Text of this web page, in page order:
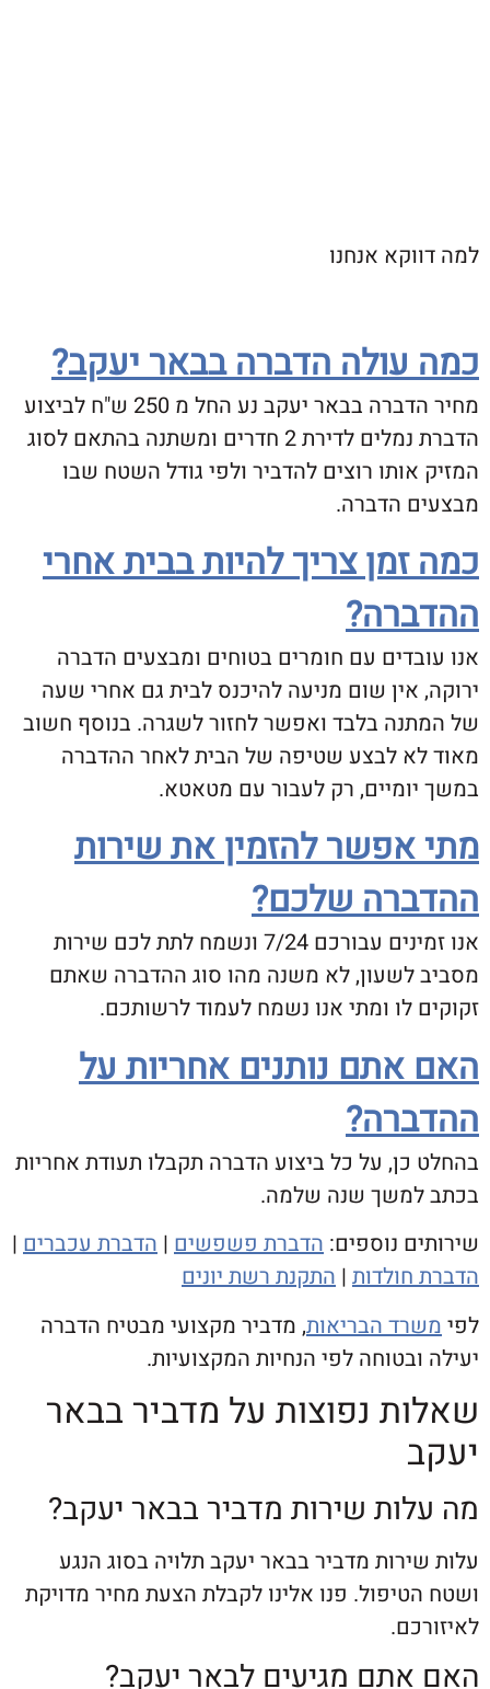
אנחנו
הדברה בבאר יעקב?
מחיר הדברה בבאר יעקב נע החל מ 250 ש"ח לביצוע
הדברת נמלים לדירת 2 חדרים ומשתנה בהתאם לסוג
רוצים להדביר ולפי גודל השטח שבו
הדברה.
צריך להיות בבית אחרי
עם חומרים בטוחים ומבצעים הדברה
שום מניעה להיכנס לבית גם אחרי שעה
בלבד ואפשר לחזור לשגרה. בנוסף חשוב
לבצע שטיפה של הבית לאחר ההדברה
רק לעבור עם מטאטא.
להזמין את שירות
שלכם?
אנו זמינים עבורכם 7/24 ונשמח לתת לכם שירות
לא משנה מהו סוג ההדברה שאתם
לו ומתי אנו נשמח לעמוד לרשותכם.
נותנים אחריות על
על כל ביצוע הדברה תקבלו תעודת אחריות
שנה שלמה.
נוספים:הדברת פשפשים|הדברת עכברים|
|התקנת רשת יונים
הבריאות, מדביר מקצועי מבטיח הדברה
לפי הנחיות המקצועיות.
נפוצות על מדביר בבאר
שירות מדביר בבאר יעקב?
מדביר בבאר יעקב תלויה בסוג הנגע
פנו אלינו לקבלת הצעת מחיר מדויקת
מגיעים לבאר יעקב?